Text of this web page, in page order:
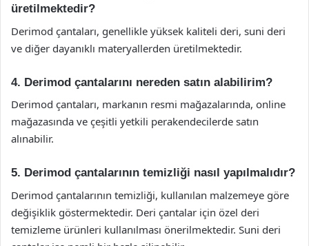
üretilmektedir?
Derimod çantaları, genellikle yüksek kaliteli deri, suni deri
ve diğer dayanıklı materyallerden üretilmektedir.
4. Derimod çantalarını nereden satın alabilirim?
Derimod çantaları, markanın resmi mağazalarında, online
mağazasında ve çeşitli yetkili perakendecilerde satın
alınabilir.
5. Derimod çantalarının temizliği nasıl yapılmalıdır?
Derimod çantalarının temizliği, kullanılan malzemeye göre
değişiklik göstermektedir. Deri çantalar için özel deri
temizleme ürünleri kullanılması önerilmektedir. Suni deri